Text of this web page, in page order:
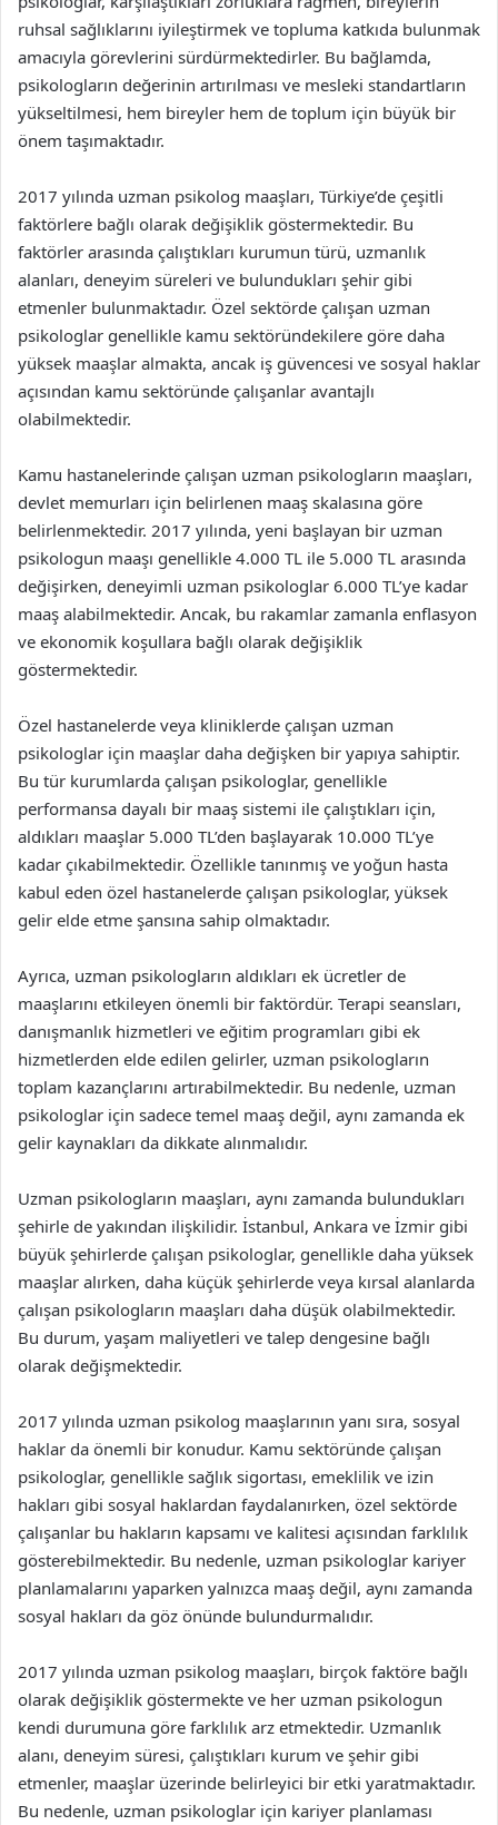
ruhsal sağlıklarını iyileştirmek ve topluma katkıda bulunmak
amacıyla görevlerini sürdürmektedirler. Bu bağlamda,
psikologların değerinin artırılması ve mesleki standartların
yükseltilmesi, hem bireyler hem de toplum için büyük bir
önem taşımaktadır.
2017 yılında uzman psikolog maaşları, Türkiye’de çeşitli
faktörlere bağlı olarak değişiklik göstermektedir. Bu
faktörler arasında çalıştıkları kurumun türü, uzmanlık
alanları, deneyim süreleri ve bulundukları şehir gibi
etmenler bulunmaktadır. Özel sektörde çalışan uzman
psikologlar genellikle kamu sektöründekilere göre daha
yüksek maaşlar almakta, ancak iş güvencesi ve sosyal haklar
açısından kamu sektöründe çalışanlar avantajlı
olabilmektedir.
Kamu hastanelerinde çalışan uzman psikologların maaşları,
devlet memurları için belirlenen maaş skalasına göre
belirlenmektedir. 2017 yılında, yeni başlayan bir uzman
psikologun maaşı genellikle 4.000 TL ile 5.000 TL arasında
değişirken, deneyimli uzman psikologlar 6.000 TL’ye kadar
maaş alabilmektedir. Ancak, bu rakamlar zamanla enflasyon
ve ekonomik koşullara bağlı olarak değişiklik
göstermektedir.
Özel hastanelerde veya kliniklerde çalışan uzman
psikologlar için maaşlar daha değişken bir yapıya sahiptir.
Bu tür kurumlarda çalışan psikologlar, genellikle
performansa dayalı bir maaş sistemi ile çalıştıkları için,
aldıkları maaşlar 5.000 TL’den başlayarak 10.000 TL’ye
kadar çıkabilmektedir. Özellikle tanınmış ve yoğun hasta
kabul eden özel hastanelerde çalışan psikologlar, yüksek
gelir elde etme şansına sahip olmaktadır.
Ayrıca, uzman psikologların aldıkları ek ücretler de
maaşlarını etkileyen önemli bir faktördür. Terapi seansları,
danışmanlık hizmetleri ve eğitim programları gibi ek
hizmetlerden elde edilen gelirler, uzman psikologların
toplam kazançlarını artırabilmektedir. Bu nedenle, uzman
psikologlar için sadece temel maaş değil, aynı zamanda ek
gelir kaynakları da dikkate alınmalıdır.
Uzman psikologların maaşları, aynı zamanda bulundukları
şehirle de yakından ilişkilidir. İstanbul, Ankara ve İzmir gibi
büyük şehirlerde çalışan psikologlar, genellikle daha yüksek
maaşlar alırken, daha küçük şehirlerde veya kırsal alanlarda
çalışan psikologların maaşları daha düşük olabilmektedir.
Bu durum, yaşam maliyetleri ve talep dengesine bağlı
olarak değişmektedir.
2017 yılında uzman psikolog maaşlarının yanı sıra, sosyal
haklar da önemli bir konudur. Kamu sektöründe çalışan
psikologlar, genellikle sağlık sigortası, emeklilik ve izin
hakları gibi sosyal haklardan faydalanırken, özel sektörde
çalışanlar bu hakların kapsamı ve kalitesi açısından farklılık
gösterebilmektedir. Bu nedenle, uzman psikologlar kariyer
planlamalarını yaparken yalnızca maaş değil, aynı zamanda
sosyal hakları da göz önünde bulundurmalıdır.
2017 yılında uzman psikolog maaşları, birçok faktöre bağlı
olarak değişiklik göstermekte ve her uzman psikologun
kendi durumuna göre farklılık arz etmektedir. Uzmanlık
alanı, deneyim süresi, çalıştıkları kurum ve şehir gibi
etmenler, maaşlar üzerinde belirleyici bir etki yaratmaktadır.
Bu nedenle, uzman psikologlar için kariyer planlaması